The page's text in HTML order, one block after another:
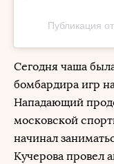
Публикация
Сегодня чаша
бомбардира игр
Нападающий
московской
начинал
Кучерова провел